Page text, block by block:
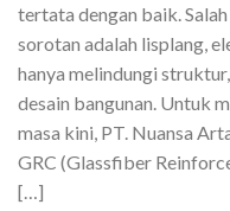
tertata dengan baik.
sorotan adalah lisplang,
hanya melindungi
desain bangunan. Untuk
masa kini, PT. Nuansa
GRC (Glassfiber
[…]